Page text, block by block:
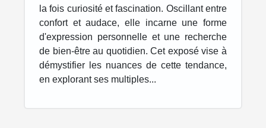
la fois curiosité et fascination. Oscillant entre
confort et audace, elle incarne une forme
d'expression personnelle et une recherche
de bien-être au quotidien. Cet exposé vise à
démystifier les nuances de cette tendance,
en explorant ses multiples...